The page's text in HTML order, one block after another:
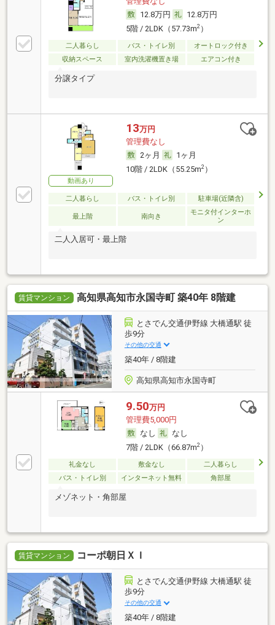
12.8万円
12.8万円
5階 / 2LDK（57.73m2）
二人暮らし バス・トイレ別
オートロック付き
収納スペース
室内洗濯機置き場 エアコン付き
分譲タイプ
動画あり
13万円
管理費なし
2ヶ月
1ヶ月
10階 / 2LDK（55.25m2）
二人暮らし バス・トイレ別 駐車場(近隣含)
最上階 南向き
モニタ付インターホ
ン
二人入居可・最上階
賃貸マンション 高知県高知市永国寺町 築40年 8階建
とさでん交通伊野線 大橋通駅 徒
歩9分
その他の交通
築40年 / 8階建
高知県高知市永国寺町
9.50万円
管理費5,000円
なし
なし
7階 / 2LDK（66.87m2）
礼金なし 敷金なし
二人暮らし
バス・トイレ別
インターネット無料 角部屋
メゾネット・角部屋
賃貸マンション コーポ朝日ＸＩ
とさでん交通伊野線 大橋通駅 徒
歩9分
その他の交通
築40年 / 8階建